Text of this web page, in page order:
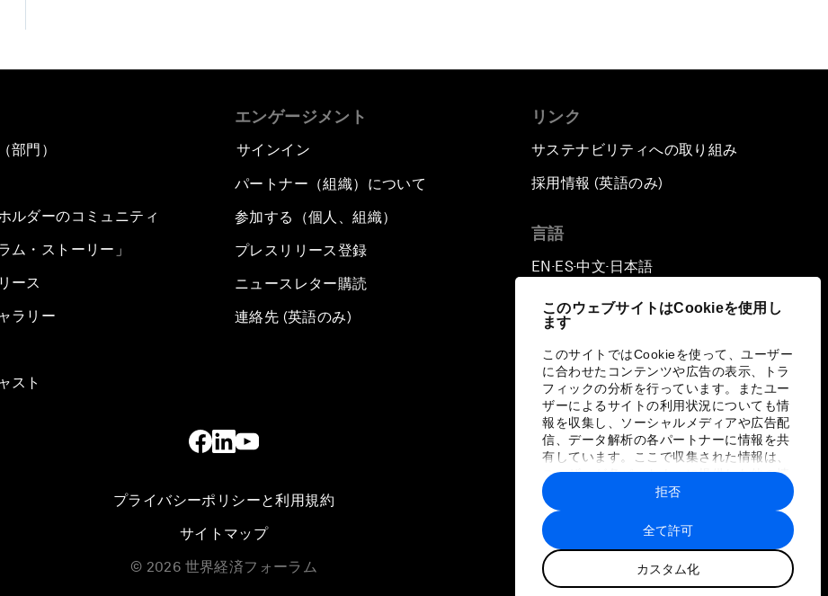
このウェブサイトはCookieを使用し
ます
このサイトではCookieを使って、ユーザー
に合わせたコンテンツや広告の表示、トラ
フィックの分析を行っています。またユー
ザーによるサイトの利用状況についても情
報を収集し、ソーシャルメディアや広告配
信、データ解析の各パートナーに情報を共
有しています。ここで収集された情報は、
ユーザーが各パートナーに提供した他の情
報や各パートナーのサービスを使用した際
に収集された情報と組み合わされ、各パー
トナーによって使用されることがありま
す。
全て許可
カスタム化
拒否
部門）
ルダーのコミュニティ
ム・ストーリー」
ース
ラリー
スト
エンゲージメント
サインイン
パートナー（組織）について
参加する（個人、組織）
プレスリリース登録
ニュースレター購読
連絡先 (英語のみ)
リンク
サステナビリティへの取り組み
採用情報 (英語のみ)
言語
EN ▪ES▪中文▪ 日本語
プライバシーポリシーと利用規約
サイトマップ
© 2026 世界経済フォーラム